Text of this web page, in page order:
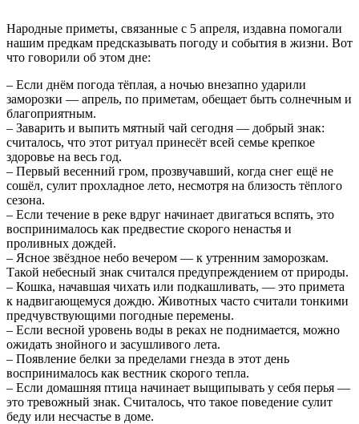
Народные приметы, связанные с 5 апреля, издавна помогали
нашим предкам предсказывать погоду и события в жизни. Вот
что говорили об этом дне:
– Если днём погода тёплая, а ночью внезапно ударили
заморозки — апрель, по приметам, обещает быть солнечным и
благоприятным.
– Заварить и выпить мятный чай сегодня — добрый знак:
считалось, что этот ритуал принесёт всей семье крепкое
здоровье на весь год.
– Первый весенний гром, прозвучавший, когда снег ещё не
сошёл, сулит прохладное лето, несмотря на близость тёплого
сезона.
– Если течение в реке вдруг начинает двигаться вспять, это
воспринималось как предвестие скорого ненастья и
проливных дождей.
– Ясное звёздное небо вечером — к утренним заморозкам.
Такой небесный знак считался предупреждением от природы.
– Кошка, начавшая чихать или подкашливать, — это примета
к надвигающемуся дождю. Животных часто считали тонкими
предчувствующими погодные перемены.
– Если весной уровень воды в реках не поднимается, можно
ожидать знойного и засушливого лета.
– Появление белки за пределами гнезда в этот день
воспринималось как вестник скорого тепла.
– Если домашняя птица начинает выщипывать у себя перья —
это тревожный знак. Считалось, что такое поведение сулит
беду или несчастье в доме.